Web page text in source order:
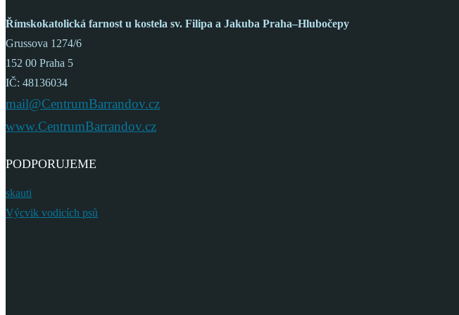
Římskokatolická farnost u kostela sv. Filipa a Jakuba Praha–Hlubočepy
Grussova 1274/6
152 00 Praha 5
IČ: 48136034
mail@CentrumBarrandov.cz
www.CentrumBarrandov.cz
PODPORUJEME
skauti
Výcvik vodicích psů